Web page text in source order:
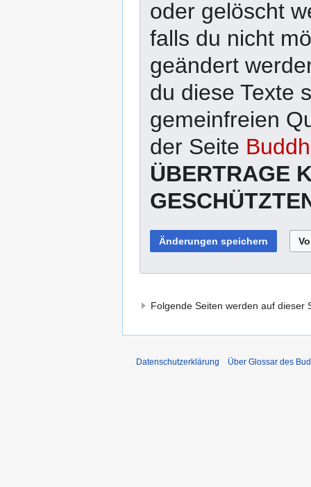
oder gelöscht
falls du nicht
geändert
du diese Texte
gemeinfreien
der Seite
ÜBERTRAGE
Folgende Seiten werden auf dieser
Datenschutzerklärung Über Glossar des